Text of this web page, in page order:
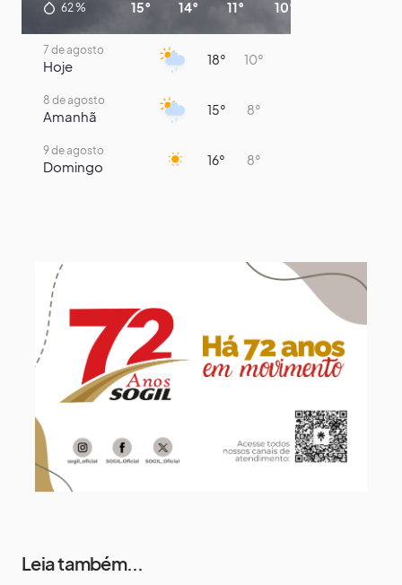
62% 15° 14° 11° 10°
7 de agosto
Hoje 18° 10°
8 de agosto
Amanhã 15° 8°
9 de agosto
Domingo 16° 8°
Terça-Feira 9°
12 de agosto
Quarta-Feira
13 de agosto
Quinta-Feira 17° 13°
Leia também...